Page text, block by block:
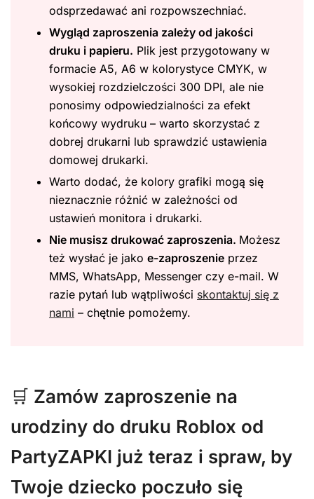
odsprzedawać ani rozpowszechniać.
Wygląd zaproszenia zależy od jakości
druku i papieru. Plik jest przygotowany w
formacie A5, A6 w kolorystyce CMYK, w
wysokiej rozdzielczości 300 DPI, ale nie
ponosimy odpowiedzialności za efekt
końcowy wydruku – warto skorzystać z
dobrej drukarni lub sprawdzić ustawienia
domowej drukarki.
Warto dodać, że kolory grafiki mogą się
nieznacznie różnić w zależności od
ustawień monitora i drukarki.
Nie musisz drukować zaproszenia. Możesz
też wysłać je jako e-zaproszenie przez
MMS, WhatsApp, Messenger czy e-mail. W
razie pytań lub wątpliwości skontaktuj się z
nami – chętnie pomożemy.
🛒 Zamów zaproszenie na
urodziny do druku Roblox od
PartyZAPKI już teraz i spraw, by
Twoje dziecko poczuło się